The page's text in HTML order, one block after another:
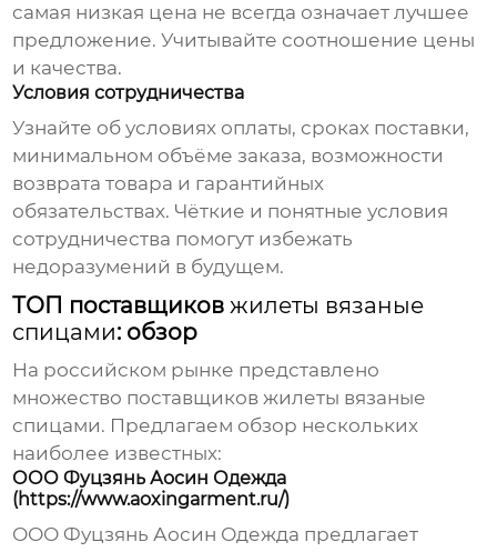
самая низкая цена не всегда означает лучшее
предложение. Учитывайте соотношение цены
и качества.
Условия сотрудничества
Узнайте об условиях оплаты, сроках поставки,
минимальном объёме заказа, возможности
возврата товара и гарантийных
обязательствах. Чёткие и понятные условия
сотрудничества помогут избежать
недоразумений в будущем.
ТОП поставщиковжилеты вязаные
спицами: обзор
На российском рынке представлено
множество поставщиковжилеты вязаные
спицами. Предлагаем обзор нескольких
наиболее известных:
ООО Фуцзянь Аосин Одежда
(https://www.aoxingarment.ru/)
ООО Фуцзянь Аосин Одежда предлагает